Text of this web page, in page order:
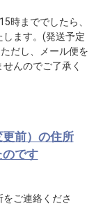
時まででしたら、
ます。(発送予定
だし、メール便を
んのでご了承く
前）の住所
です
ご連絡くださ